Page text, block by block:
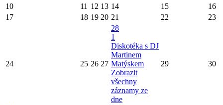
10
11 12 13 14 15
16
17
18 19 20 21 22 23
24 25 26 27
28
1
Diskotéka s DJ
Martinem
Matýskem
Zobrazit
všechny
záznamy ze
dne
29 30